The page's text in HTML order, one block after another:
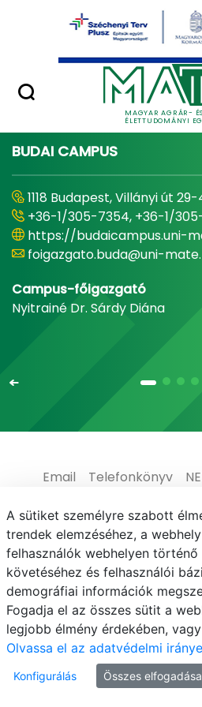
Ugrás a fő tartalomhoz
MAGYAR AGRÁR- ÉS
ÉLETTUDOMÁNYI
Minőségügy
Home -
BUDAI CAMPUS
1118 Budapest, Villányi út 29-
+36-1/305-7354, +36-1/
https://budaicampus.uni-
foigazgato.buda@uni-
Campus-főigazgató
Nyitrainé Dr. Sárdy Diána
Email Telefonkönyv
Médiaközpont
© MATE
A sütiket személyre szabott
trendek elemzéséhez, a
felhasználók webhelyen
követéséhez és felhasználói
demográfiai információk
Fogadja el az összes sütit a
legjobb élmény érdekében,
Olvassa el az adatvédelmi
Konfigurálás Összes elfogadása